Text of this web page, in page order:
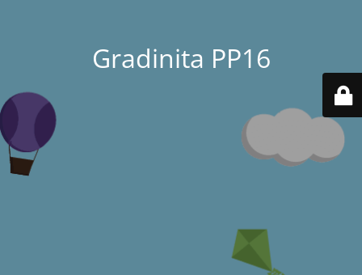
Gradinita PP16